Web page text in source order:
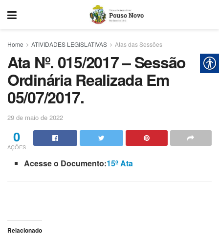
Home ATIVIDADES LEGISLATIVAS Atas das Sessões
Ata Nº. 015/2017 – Sessão
Ordinária Realizada Em
05/07/2017.
29 de maio de 2022
0
AÇÕES
Acesse o Documento:15º Ata
Relacionado